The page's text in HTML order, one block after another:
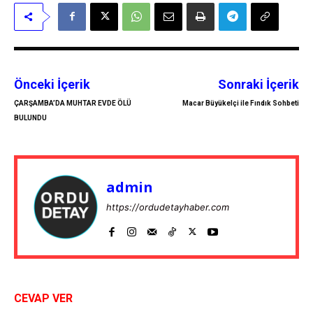
Önceki İçerik
ÇARŞAMBA’DA MUHTAR EVDE ÖLÜ
BULUNDU
Sonraki İçerik
Macar Büyükelçi ile Fındık Sohbeti
admin
https://ordudetayhaber.com
CEVAP VER